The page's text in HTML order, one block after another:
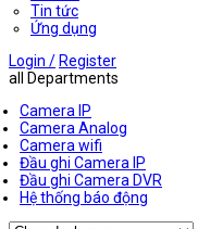
Tin tức
Ứng dụng
Login / Register
all Departments
Camera IP
Camera Analog
Camera wifi
Đầu ghi Camera IP
Đầu ghi Camera DVR
Hệ thống báo động